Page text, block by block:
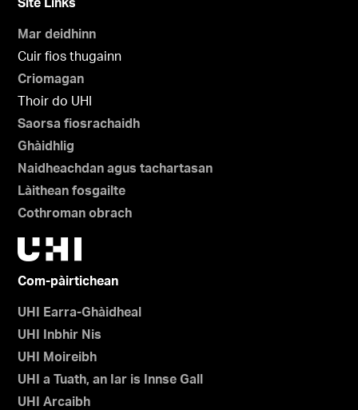
Site Links
Mar deidhinn
Cuir fios thugainn
Criomagan
Thoir do UHI
Saorsa fiosrachaidh
Ghàidhlig
Naidheachdan agus tachartasan
Làithean fosgailte
Cothroman obrach
Com-pàirtichean
UHI Earra-Ghàidheal
UHI Inbhir Nis
UHI Moireibh
UHI a Tuath, an Iar is Innse Gall
UHI Arcaibh